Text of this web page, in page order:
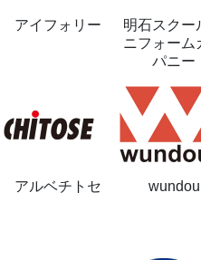
アイフォリー
明石スクー
ニフォーム
パニー
アルベチトセ wundou